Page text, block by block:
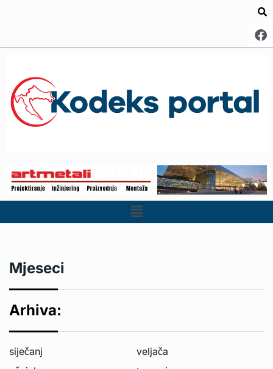
Mjeseci
Arhiva:
siječanj
veljača